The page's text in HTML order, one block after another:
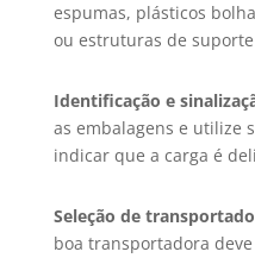
espumas, plásticos
ou estruturas de
Identificação e
as embalagens e utilize
indicar que a carga é
Seleção de
boa transportadora